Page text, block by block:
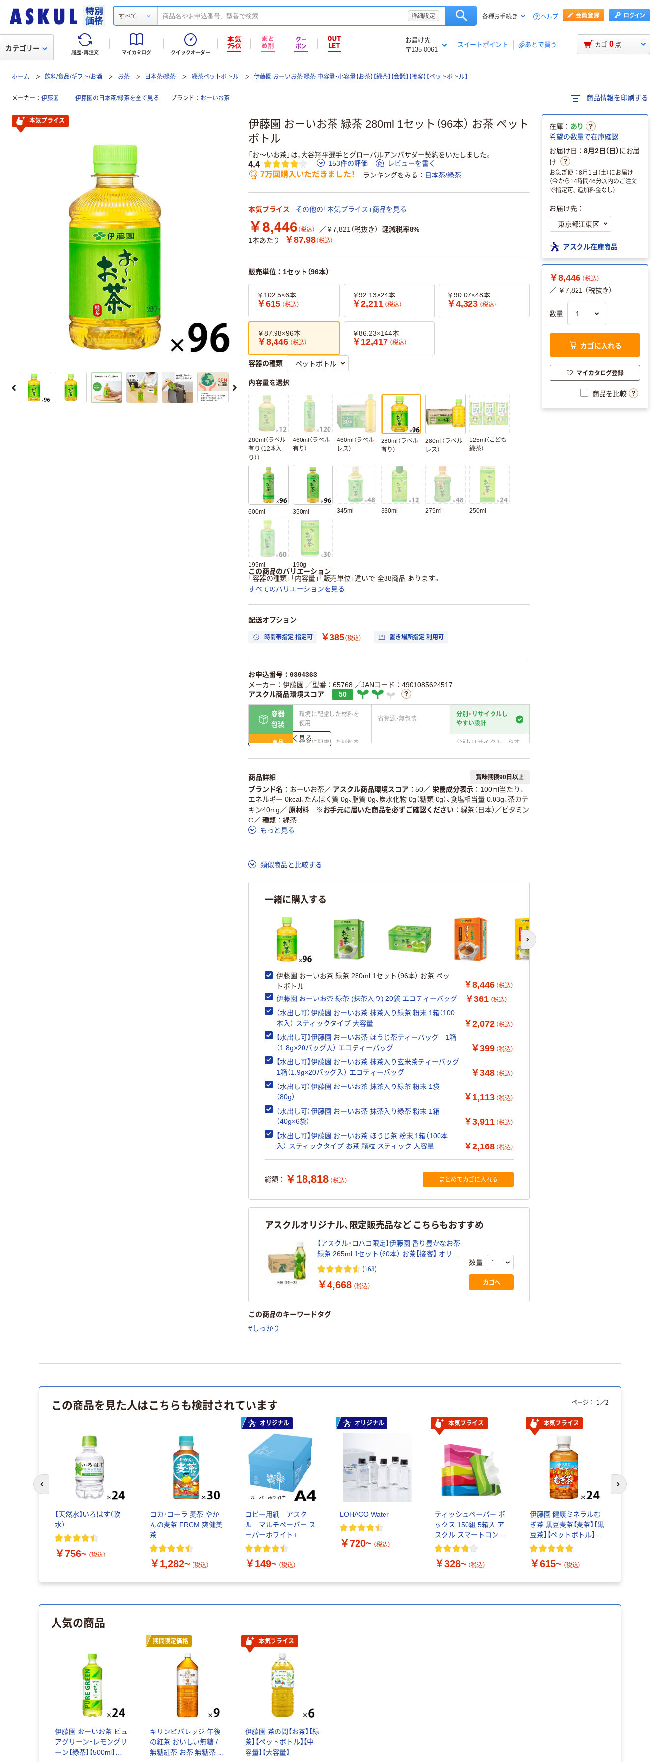
すべて 詳細設定 各種お手続き ヘルプ
履歴・再注文 マイカタログ クイックオーダー
お届け先
〒135-0061
スイートポイント あとで買う
カテゴリー カゴ 0 点
ホーム 飲料/食品/ギフト/お酒 お茶 日本茶/緑茶 緑茶ペットボトル 伊藤園 おーいお茶 緑茶 中容量・小容量【お茶】【緑茶】【会議】【接客】【ペットボトル】
メーカー 伊藤園 伊藤園の日本茶/緑茶を全て見る ブランド おーいお茶 商品情報を印刷する
伊藤園 おーいお茶 緑茶 280ml 1セット（96本） お茶 ペット
ボトル
「お～いお茶」は、大谷翔平選手とグローバルアンバサダー契約をいたしました。
4.4 153件の評価 レビューを書く
7万回購入いただきました！ ランキングをみる 日本茶/緑茶
本気プライス その他の「本気プライス」商品を見る
￥8,446 （税込） ／￥7,821（税抜き）
軽減税率8%
1本あたり
￥87.98（税込）
販売単位：1セット（96本）
￥102.5×6本
￥615 （税込）
￥92.13×24本
￥2,211 （税込）
￥90.07×48本
￥4,323 （税込）
￥87.98×96本
￥8,446 （税込）
￥86.23×144本
￥12,417 （税込）
容器の種類
内容量を選択
280ml（ラベル
有り（12本入
り））
460ml（ラベル
有り）
460ml（ラベル
レス）
280ml（ラベル
有り）
280ml（ラベル
レス）
125ml（こども
緑茶）
600ml 350ml 345ml 330ml 275ml 250ml
195ml 190g
この商品のバリエーション
「容器の種類」「内容量」「販売単位」違いで 全38商品 あります。
すべてのバリエーションを見る
配送オプション
時間帯指定 指定可 ￥385（税込） 置き場所指定 利用可
お申込番号：9394363
メーカー：伊藤園 ／型番：65768 ／JANコード：4901085624517
アスクル商品環境スコア
50
容器
包装
環境に配慮した材料を
使用
省資源・無包装
分別・リサイクルし
やすい設計
商品
環境に配慮した材料を
分別・リサイクルしやす
仕組
この商品の環境配慮ポイントです。詳しくはページ下部の商品詳細「 アスクル商品環境スコ
ア詳細／加点項目
」で確認できます。
詳しく見る
商品詳細 賞味期限90日以上
ブランド名 おーいお茶／ アスクル商品環境スコア 50／ 栄養成分表示
100ml当たり、
エネルギー 0kcal、たんぱく質 0g、脂質 0g、炭水化物 0g（糖類 0g）、食塩相当量 0.03g、茶カテ
キン40mg／ 原材料 ※お手元に届いた商品を必ずご確認ください
緑茶（日本）／ビタミン
C／ 種類
緑茶
もっと見る
類似商品と比較する
一緒に購入する
次のスライドへ
伊藤園 おーいお茶 緑茶 280ml 1セット（96本） お茶 ペッ
トボトル
￥8,446 （税込）
伊藤園 おーいお茶 緑茶 (抹茶入り) 20袋 エコティーバッグ ￥361 （税込）
（水出し可）伊藤園 おーいお茶 抹茶入り緑茶 粉末 1箱（100
本入） スティックタイプ 大容量
￥2,072 （税込）
【水出し可】伊藤園 おーいお茶 ほうじ茶ティーバッグ 1箱
（1.8g×20バッグ入） エコティーバッグ
￥399 （税込）
【水出し可】伊藤園 おーいお茶 抹茶入り玄米茶ティーバッグ
1箱（1.9g×20バッグ入） エコティーバッグ
￥348 （税込）
（水出し可）伊藤園 おーいお茶 抹茶入り緑茶 粉末 1袋
（80g）
￥1,113 （税込）
（水出し可）伊藤園 おーいお茶 抹茶入り緑茶 粉末 1箱
（40g×6袋）
￥3,911 （税込）
【水出し可】伊藤園 おーいお茶 ほうじ茶 粉末 1箱（100本
入） スティックタイプ お茶 顆粒 スティック 大容量
￥2,168 （税込）
総額： ￥18,818 （税込） まとめてカゴに入れる
アスクルオリジナル、限定販売品など こちらもおすすめ
【アスクル・ロハコ限定】伊藤園 香り豊かなお茶
緑茶 265ml 1セット（60本） お茶【接客】 オリジ
ナル
(163)
￥4,668 （税込）
数量
カゴへ
この商品のキーワードタグ
#しっかり
本気プライス
在庫： あり
希望の数量で在庫確認
お届け日： 8月2日（日）にお届
け
お急ぎ便：8月1日（土）にお届け
（今から14時間46分以内のご注文
で指定可。追加料金なし）
お届け先：
アスクル在庫商品
￥8,446 （税込）
／ ￥7,821 （税抜き）
数量
カゴに入れる
マイカタログ登録
商品を比較
この商品を見た人はこちらも検討されています
【天然水】いろはす（軟
水）
￥756~ （税込）
コカ・コーラ 麦茶 やか
んの麦茶 FROM 爽健美
茶
￥1,282~ （税込）
オリジナル
コピー用紙 アスク
ル マルチペーパー ス
ーパーホワイト+
￥149~ （税込）
オリジナル
LOHACO Water
￥720~ （税込）
本気プライス
ティッシュペーパー ボ
ックス 150組 5箱入 ア
スクル スマートコンパ
クト ビビッド PEFC認
￥328~ （税込）
本気プライス
伊藤園 健康ミネラルむ
ぎ茶 黒豆麦茶【麦茶】【黒
豆茶】【ペットボトル】
【缶】【紙パック】【ノンカ
￥615~ （税込）
ページ： 1 ／2
前のスライドへ 次のスライド
人気の商品
伊藤園 おーいお茶 ピュ
アグリーン・レモングリ
ーン【緑茶】【500ml】
期間限定価格
キリンビバレッジ 午後
の紅茶 おいしい無糖 /
無糖紅茶 お茶 無糖茶 ペ
本気プライス
伊藤園 茶の間【お茶】【緑
茶】【ペットボトル】【中
容量】【大容量】